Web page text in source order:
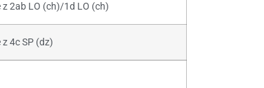
z 2ab LO (ch)/1d LO (ch)
z 4c SP (dz)